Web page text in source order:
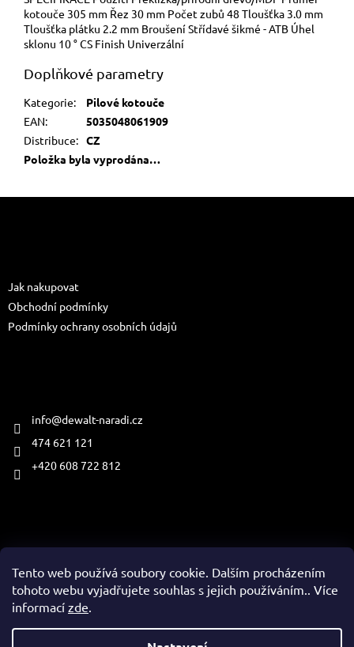
Tento web používá soubory cookie. Dalším procházením
tohoto webu vyjadřujete souhlas s jejich používáním.. Více
informací zde.
kotouče 305 mm Řez 30 mm Počet zubů 48 Tloušťka 3.0 mm
Tloušťka plátku 2.2 mm Broušení Střídavé šikmé - ATB Úhel
sklonu 10 ° CS Finish Univerzální
Doplňkové parametry
Kategorie:
Pilové kotouče
EAN:
5035048061909
Distribuce: CZ
Položka byla vyprodána…
Jak nakupovat
Obchodní podmínky
Podmínky ochrany osobních údajů
info@dewalt-naradi.cz
474 621 121
+420 608 722 812